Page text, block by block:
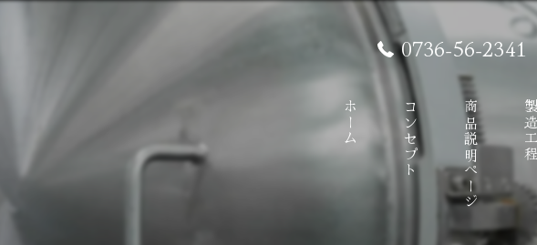
0736-56-2341
ホーム コンセプト 商品説明ページ 製